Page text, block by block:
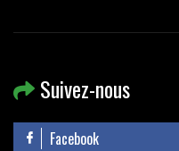
Suivez-nous
Facebook